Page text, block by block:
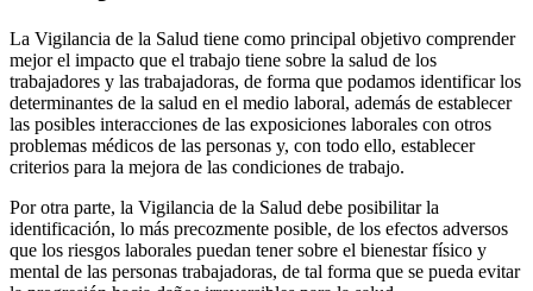
La Vigilancia de la Salud tiene como principal objetivo comprender
mejor el impacto que el trabajo tiene sobre la salud de los
trabajadores y las trabajadoras, de forma que podamos identificar los
determinantes de la salud en el medio laboral, además de establecer
las posibles interacciones de las exposiciones laborales con otros
problemas médicos de las personas y, con todo ello, establecer
criterios para la mejora de las condiciones de trabajo.
Por otra parte, la Vigilancia de la Salud debe posibilitar la
identificación, lo más precozmente posible, de los efectos adversos
que los riesgos laborales puedan tener sobre el bienestar físico y
mental de las personas trabajadoras, de tal forma que se pueda evitar